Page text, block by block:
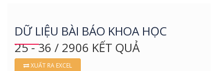
DỮ LIỆU BÀI BÁO KHOA HỌC
25 - 36 / 2906 KẾT QUẢ
XUẤT RA EXCEL